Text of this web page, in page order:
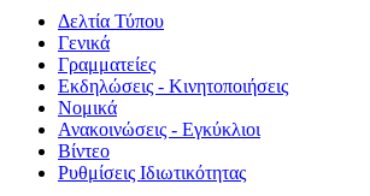
Δελτία Τύπου
Γενικά
Γραμματείες
Εκδηλώσεις - Κινητοποιήσεις
Νομικά
Ανακοινώσεις - Εγκύκλιοι
Βίντεο
Ρυθμίσεις Ιδιωτικότητας